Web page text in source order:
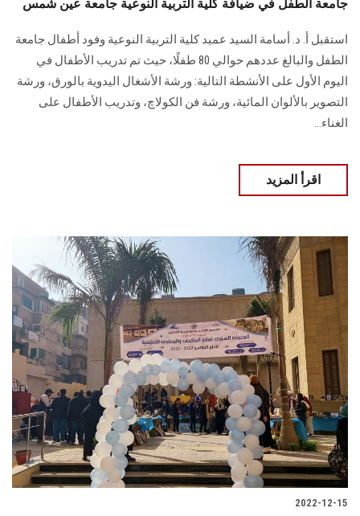
جامعة الطفل في ضيافة كلية التربية النوعية جامعة عين شمس
استقبل أ. د. أسامة السيد عميد كلية التربية النوعية وفود أطفال جامعة
الطفل والبالغ عددهم حوالي 80 طفلًا، حيث تم تدريب الأطفال في
اليوم الأول على الأنشطة التالية: ورشة الأشغال اليدوية بالورق، ورشة
التصوير بالألوان المائية، ورشة فن الكولاچ، وتدريب الأطفال على
الغناء...
اقرأ المزيد
2022-12-15